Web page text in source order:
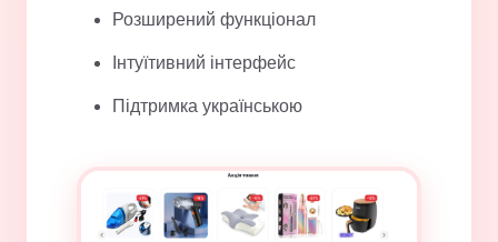
Розширений функціонал
Інтуїтивний інтерфейс
Підтримка українською